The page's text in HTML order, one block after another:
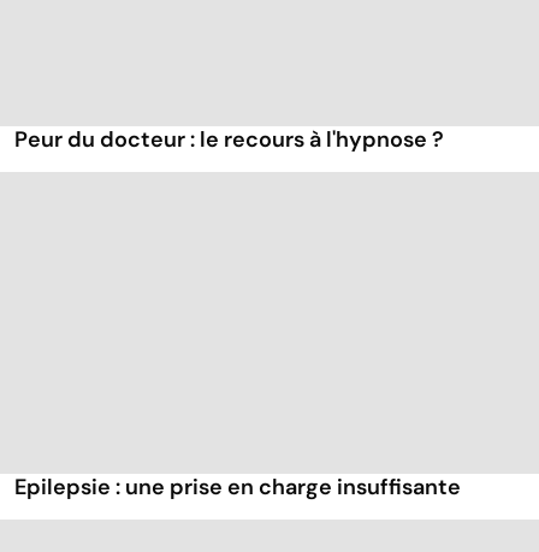
Peur du docteur : le recours à l'hypnose ?
Epilepsie : une prise en charge insuffisante